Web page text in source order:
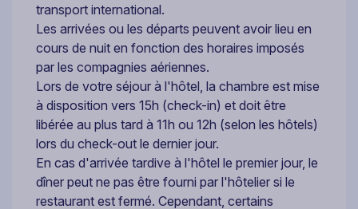
transport international.
Les arrivées ou les départs peuvent avoir lieu en
cours de nuit en fonction des horaires imposés
par les compagnies aériennes.
Lors de votre séjour à l'hôtel, la chambre est mise
à disposition vers 15h (check-in) et doit être
libérée au plus tard à 11h ou 12h (selon les hôtels)
lors du check-out le dernier jour.
En cas d'arrivée tardive à l'hôtel le premier jour, le
dîner peut ne pas être fourni par l'hôtelier si le
restaurant est fermé. Cependant, certains